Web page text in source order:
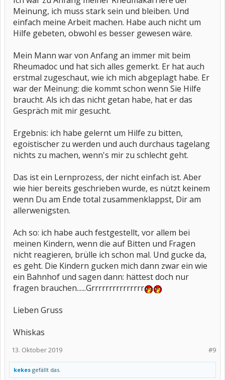
Meinung, ich muss stark sein und bleiben. Und
einfach meine Arbeit machen. Habe auch nicht um
Hilfe gebeten, obwohl es besser gewesen wäre.
Mein Mann war von Anfang an immer mit beim
Rheumadoc und hat sich alles gemerkt. Er hat auch
erstmal zugeschaut, wie ich mich abgeplagt habe. Er
war der Meinung: die kommt schon wenn Sie Hilfe
braucht. Als ich das nicht getan habe, hat er das
Gespräch mit mir gesucht.
Ergebnis: ich habe gelernt um Hilfe zu bitten,
egoistischer zu werden und auch durchaus tagelang
nichts zu machen, wenn's mir zu schlecht geht.
Das ist ein Lernprozess, der nicht einfach ist. Aber
wie hier bereits geschrieben wurde, es nützt keinem
wenn Du am Ende total zusammenklappst, Dir am
allerwenigsten.
Ach so: ich habe auch festgestellt, vor allem bei
meinen Kindern, wenn die auf Bitten und Fragen
nicht reagieren, brülle ich schon mal. Und gucke da,
es geht. Die Kindern gucken mich dann zwar ein wie
ein Bahnhof und sagen dann: hättest doch nur
fragen brauchen......Grrrrrrrrrrrrrrr
Lieben Gruss
Whiskas
#9
13. Oktober 2019
kekes gefällt das.